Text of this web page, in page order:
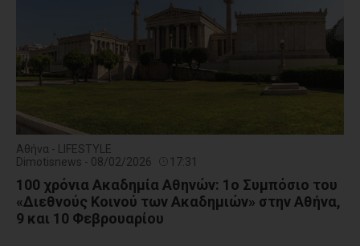
Αθήνα - LIFESTYLE
Dimotisnews - 08/02/2026
17:31
100 χρόνια Ακαδημία Αθηνών: 1ο Συμπόσιο του
«Διεθνούς Κοινού των Ακαδημιών» στην Αθήνα,
9 και 10 Φεβρουαρίου